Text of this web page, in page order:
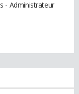
- Administrateur